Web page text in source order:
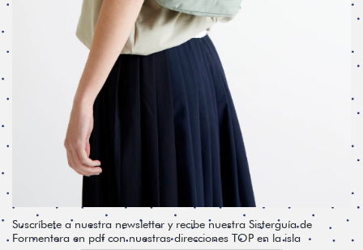
Suscríbete a nuestra newsletter y recibe nuestra Sisterguía de
Formentera en pdf con nuestras direcciones TOP en la isla